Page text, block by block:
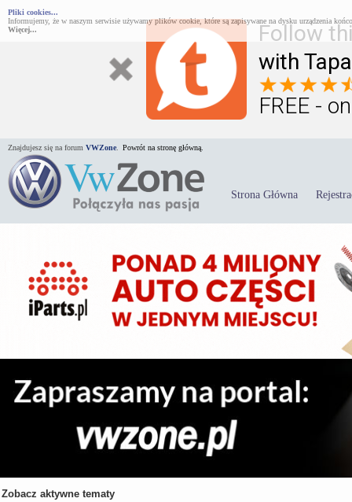
Follow
with
FREE -
Pliki cookies...
Informujemy, że w naszym serwisie używamy plików cookie, które są zapisywane na dysku urządzenia
Więcej...
Znajdujesz się na forum VWZone Powrót na stronę główną.
Strona Główna
Zobacz aktywne tematy